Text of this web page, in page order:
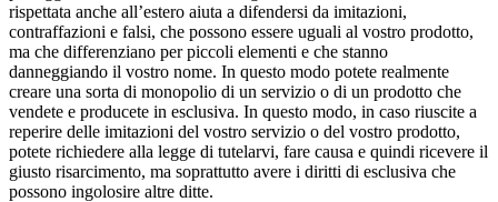
rispettata anche all’estero aiuta a difendersi da imitazioni,
contraffazioni e falsi, che possono essere uguali al vostro prodotto,
ma che differenziano per piccoli elementi e che stanno
danneggiando il vostro nome. In questo modo potete realmente
creare una sorta di monopolio di un servizio o di un prodotto che
vendete e producete in esclusiva. In questo modo, in caso riuscite a
reperire delle imitazioni del vostro servizio o del vostro prodotto,
potete richiedere alla legge di tutelarvi, fare causa e quindi ricevere il
giusto risarcimento, ma soprattutto avere i diritti di esclusiva che
possono ingolosire altre ditte.